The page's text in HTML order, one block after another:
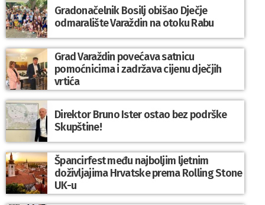
Gradonačelnik Bosilj obišao Dječje
odmaralište Varaždin na otoku Rabu
Grad Varaždin povećava satnicu
pomoćnicima i zadržava cijenu dječjih
vrtića
Direktor Bruno Ister ostao bez podrške
Skupštine!
Špancirfest među najboljim ljetnim
doživljajima Hrvatske prema Rolling Stone
UK-u